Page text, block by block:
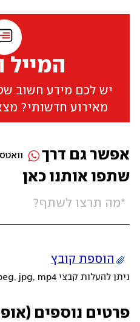
המייל
יש לכם מידע חשוב
מאירוע חדשותי?
שתפו אותנו כאן
הוספת קובץ
ניתן להעלות קבצי mov, png, jpeg, jpg, mp4 עד 200MB
פרטים נוספים
אפשר גם דרך